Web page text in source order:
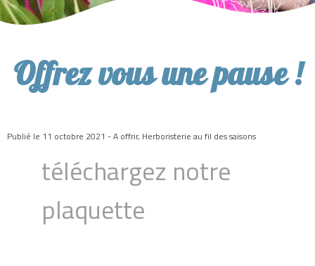
Offrez vous une pause !
Publié le 11 octobre 2021 - A offrir, Herboristerie au fil des saisons
téléchargez notre
plaquette